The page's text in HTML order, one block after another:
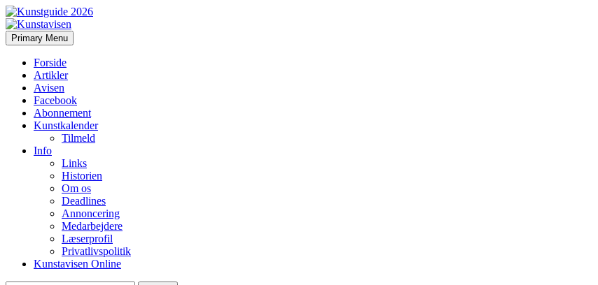
Kunstavisen
Search
Primary Menu Skip
to
Forside
Artikler
Avisen
Facebook
Abonnement
Kunstkalender
Tilmeld
Info
Links
Historien
Om os
Deadlines
Annoncering
Medarbejdere
Læserprofil
Privatlivspolitik
Kunstavisen Online